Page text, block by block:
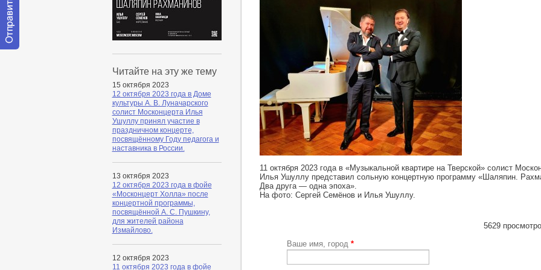
Читайте на эту же тему
15 октября 2023
12 октября 2023 года в Доме
культуры А. В. Луначарского
солист Москонцерта Илья
Ушуллу принял участие в
праздничном концерте,
посвящённому Году педагога и
наставника в России.
13 октября 2023
12 октября 2023 года в фойе
«Москонцерт Холла» после
концертной программы,
посвящённой А. С. Пушкину,
для жителей района
Измайлово.
12 октября 2023
11 октября 2023 года в фойе
11 октября 2023 года в «Музыкальной квартире на Тверской» солист
Илья Ушуллу представил сольную концертную программу «Шаляпин.
Два друга — одна эпоха».
На фото: Сергей Семёнов и Илья Ушуллу.
5629
Ваше имя, город *